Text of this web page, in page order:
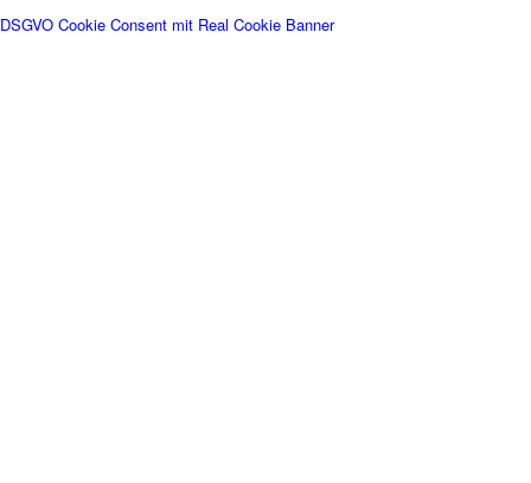
DSGVO Cookie Consent mit Real Cookie Banner